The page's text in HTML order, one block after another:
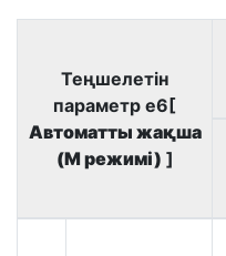
Теңшелетін
параметр e6[
Автоматты жақша
(M режимі) ]